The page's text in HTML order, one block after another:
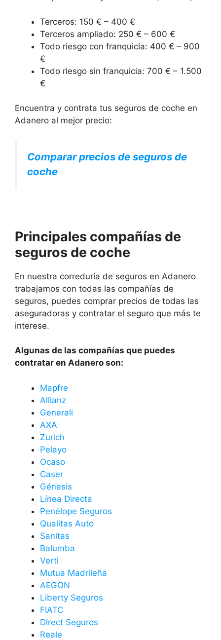
Terceros: 150 € – 400 €
Terceros ampliado: 250 € – 600 €
Todo riesgo con franquicia: 400 € – 900
€
Todo riesgo sin franquicia: 700 € – 1.500
€
Encuentra y contrata tus seguros de coche en
Adanero al mejor precio:
Comparar precios de seguros de
coche
Principales compañías de
seguros de coche
En nuestra correduría de seguros en Adanero
trabajamos con todas las compañías de
seguros, puedes comprar precios de todas las
aseguradoras y contratar el seguro que más te
interese.
Algunas de las compañías que puedes
contratar en Adanero son:
Mapfre
Allianz
Generali
AXA
Zurich
Pelayo
Ocaso
Caser
Génesis
Línea Directa
Penélope Seguros
Qualitas Auto
Sanitas
Balumba
Verti
Mutua Madrileña
AEGON
Liberty Seguros
FIATC
Direct Seguros
Reale